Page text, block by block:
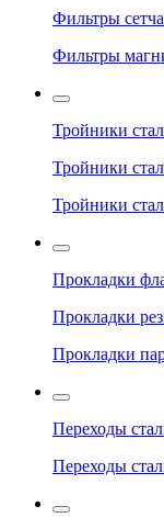
Фильтры
Фильтры
Тройники
Тройники
Тройники
Прокладки
Прокладки
Прокладки
Переходы
Переходы